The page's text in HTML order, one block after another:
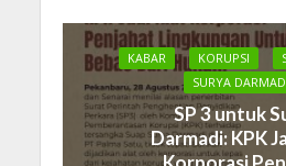
KABAR KORUPSI
SURYA
SP 3 untuk
Darmadi: KPK